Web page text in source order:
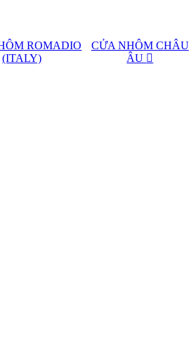
ROMADIO
(ITALY)
CỬA NHÔM CHÂU
ÂU